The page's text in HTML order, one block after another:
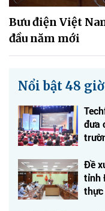
Bưu điện Việt
đầu năm mới
Nổi bật 48 giờ
đưa
Đề
tỉnh